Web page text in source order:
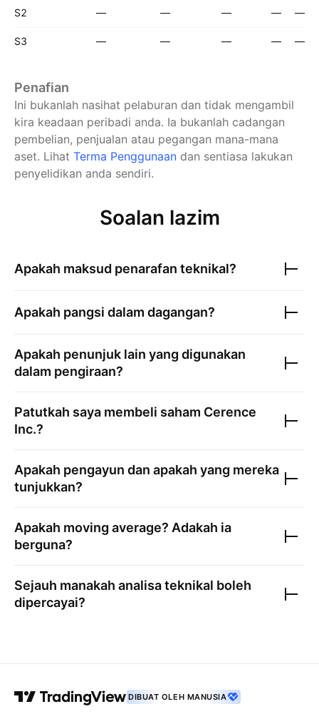
S2 — — — — —
S3 — — — — —
Penafian
Ini bukanlah nasihat pelaburan dan tidak mengambil
kira keadaan peribadi anda. Ia bukanlah cadangan
pembelian, penjualan atau pegangan mana-mana
aset. Lihat Terma Penggunaan dan sentiasa lakukan
penyelidikan anda sendiri.
Soalan lazim
Apakah maksud penarafan teknikal?
Apakah pangsi dalam dagangan?
Apakah penunjuk lain yang digunakan
dalam pengiraan?
Patutkah saya membeli saham Cerence
Inc.?
Apakah pengayun dan apakah yang mereka
tunjukkan?
Apakah moving average? Adakah ia
berguna?
Sejauh manakah analisa teknikal boleh
dipercayai?
DIBUAT OLEH MANUSIA